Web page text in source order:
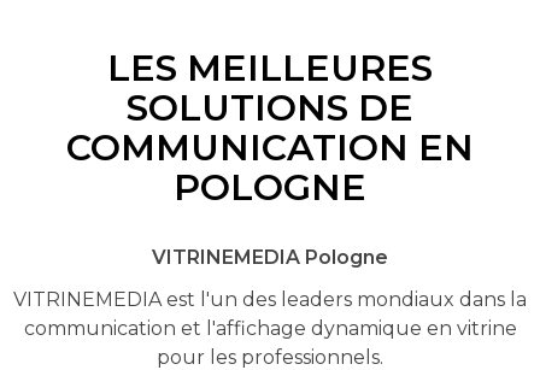
LES MEILLEURES
SOLUTIONS DE
COMMUNICATION EN
POLOGNE
VITRINEMEDIA Pologne
VITRINEMEDIA est l'un des leaders mondiaux dans la
communication et l'affichage dynamique en vitrine
pour les professionnels.